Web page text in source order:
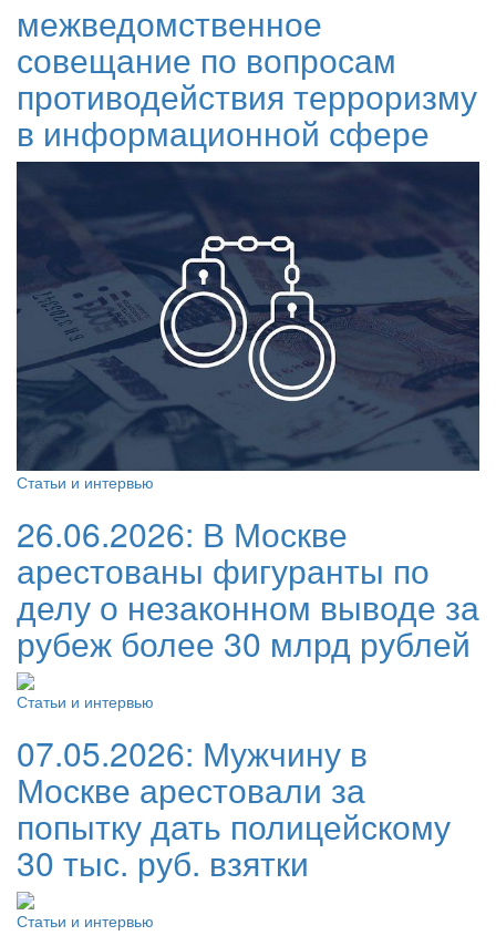
межведомственное
совещание по вопросам
противодействия терроризму
в информационной сфере
Статьи и интервью
26.06.2026: В Москве
арестованы фигуранты по
делу о незаконном выводе за
рубеж более 30 млрд рублей
Статьи и интервью
07.05.2026: Мужчину в
Москве арестовали за
попытку дать полицейскому
30 тыс. руб. взятки
Статьи и интервью